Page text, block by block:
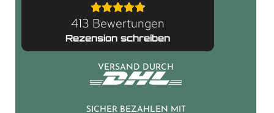
413 Bewertungen
Rezension schreiben
VERSAND DURCH
SICHER BEZAHLEN MIT